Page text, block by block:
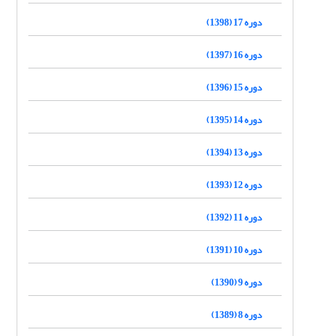
دوره 17 (1398)
دوره 16 (1397)
دوره 15 (1396)
دوره 14 (1395)
دوره 13 (1394)
دوره 12 (1393)
دوره 11 (1392)
دوره 10 (1391)
دوره 9 (1390)
دوره 8 (1389)